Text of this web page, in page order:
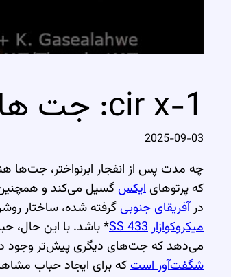
cir x-1: جت های سحابی افریقا
2025-09-03
چه مدت پس از انفجار ابرنواختر، جت‌ها
که پرتوهایایکسگسیل می‌کند و
درآفریقای جنوبیگرفته شده، ساختار
میکروکوازارSS 433* باشد. با این حال،
می‌دهد که جت‌های دیگری پیش‌تر وجود
شگفت‌آور استکه برای ایجاد حباب